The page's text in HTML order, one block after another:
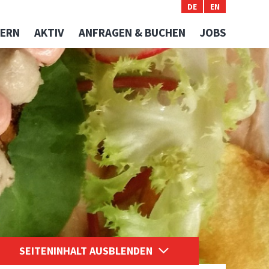
Spezialitätenwochen
Wirte
AKTIV
Veranstaltungen
aus der Region
und Pisten Info
ANFRAGEN & BUCHEN JOBS
DE EN
SEITENINHALT AUSBLENDEN